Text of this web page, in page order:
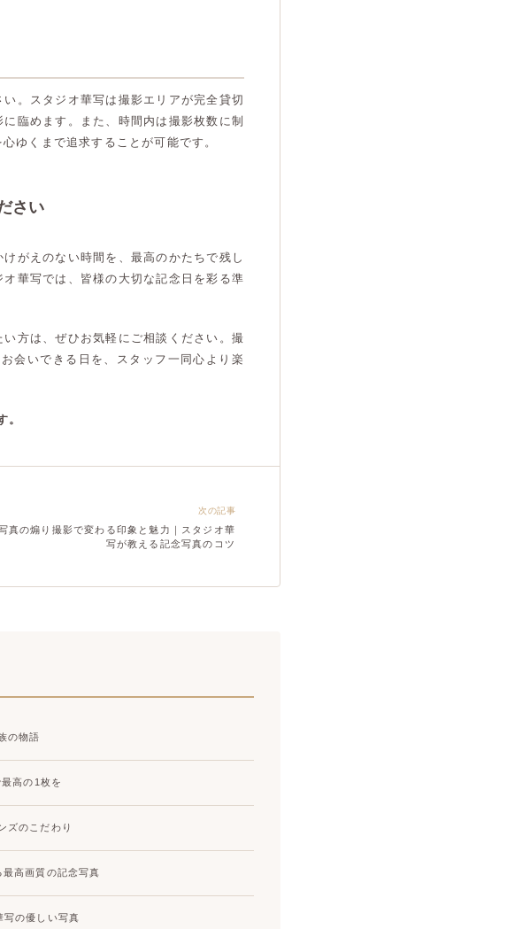
。スタジオ華写は撮影エリアが完全貸切
臨めます。また、時間内は撮影枚数に制
ゆくまで追求することが可能です。
さい
がえのない時間を、最高のかたちで残し
華写では、皆様の大切な記念日を彩る準
方は、ぜひお気軽にご相談ください。撮
会いできる日を、スタッフ一同心より楽
。
次の記事
真の煽り撮影で変わる印象と魅力｜スタジオ華
写が教える記念写真のコツ
の物語
高の1枚を
ズのこだわり
高画質の記念写真
の優しい写真